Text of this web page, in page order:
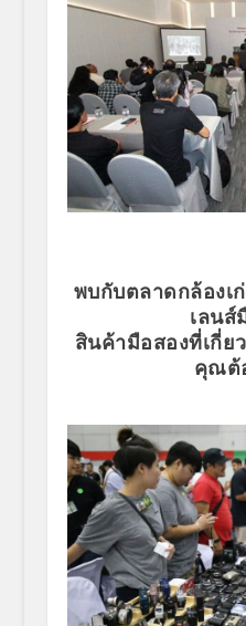
พบกับตลาดกล้องเ
เลน
สินค้ามือสองที่เกี่ย
คุณต้